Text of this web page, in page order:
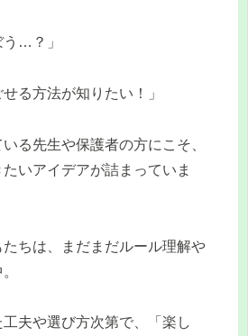
う…？」
る方法が知りたい！」
る先生や保護者の方にこそ、
いアイデアが詰まっていま
ちは、まだまだルール理解や
夫や選び方次第で、「楽し